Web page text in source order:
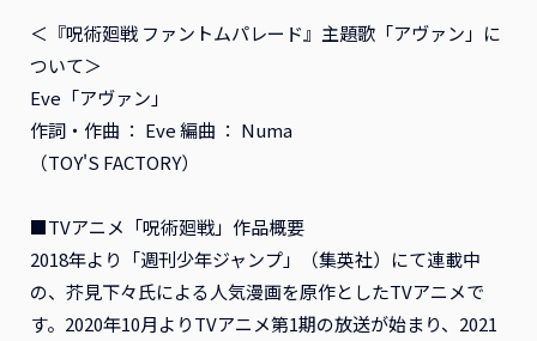
＜『呪術廻戦 ファントムパレード』主題歌「アヴァン」に
ついて＞
Eve「アヴァン」
作詞・作曲 ： Eve 編曲 ： Numa
（TOY'S FACTORY）
■TVアニメ「呪術廻戦」作品概要
2018年より「週刊少年ジャンプ」（集英社）にて連載中
の、芥見下々氏による人気漫画を原作としたTVアニメで
す。2020年10月よりTVアニメ第1期の放送が始まり、2021